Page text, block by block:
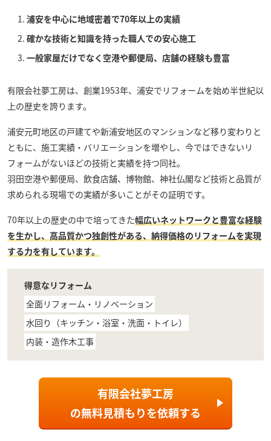
浦安を中心に地域密着で70年以上の実績
確かな技術と知識を持った職人での安心施工
一般家屋だけでなく空港や郵便局、店舗の経験も豊富
有限会社夢工房は、創業1953年、浦安でリフォームを始め半世紀以
上の歴史を誇ります。
浦安元町地区の戸建てや新浦安地区のマンションなど移り変わりと
ともに、施工実績・バリエーションを増やし、今ではできないリ
フォームがないほどの技術と実績を持つ同社。
羽田空港や郵便局、飲食店舗、博物館、神社仏閣など技術と品質が
求められる現場での実績が多いことがその証明です。
70年以上の歴史の中で培ってきた幅広いネットワークと豊富な経験
を生かし、高品質かつ独創性がある、納得価格のリフォームを実現
する力を有しています。
得意なリフォーム
全面リフォーム・リノベーション
水回り（キッチン・浴室・洗面・トイレ）
内装・造作木工事
有限会社夢工房
の無料見積もりを依頼する